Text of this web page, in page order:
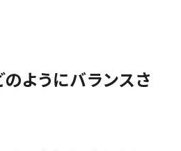
ようにバランスさ